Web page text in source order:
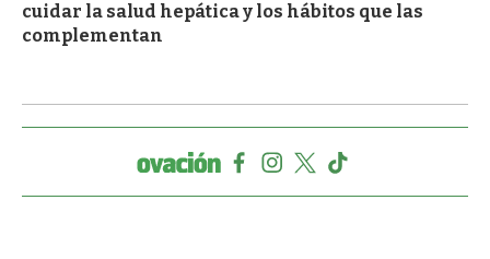
cuidar la salud hepática y los hábitos que las
complementan